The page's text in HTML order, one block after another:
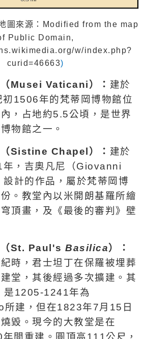
圖來源：Modified from the map
Public Domain,
w/index.php?
curid=46663)
Musei Vaticani ）： 建於
初1506年的梵蒂岡博物館位
，占地約5.5公頃 ，是世界
物館之一。
Sistine Chapel ）： 建於
年，吉奧凡尼（Giovanni
設計的作品，屬於梵蒂岡博
。教堂內以米開朗基羅所繪
穹頂畫，及《最後的審判》壁
St. Paul's Basilica）：
時，君士坦丁在保羅被埋葬
堂，其後經過多次擴建。其
是1205-1241年為
所建，但在1823年7月 15 日
毀。現今的大教堂是在
間重建 。圓頂高111公尺 ，